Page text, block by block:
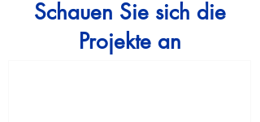
Schauen Sie sich die
Projekte an